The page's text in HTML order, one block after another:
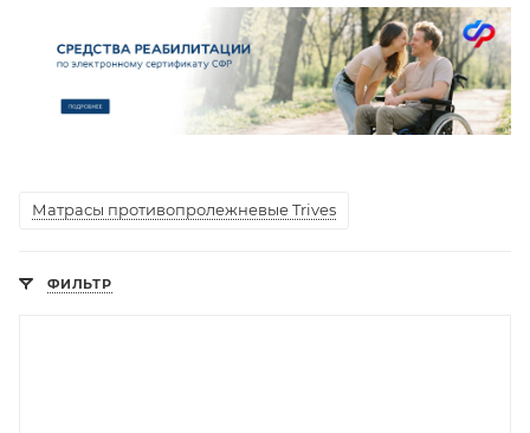
Матрасы противопролежневые Trives
ФИЛЬТР